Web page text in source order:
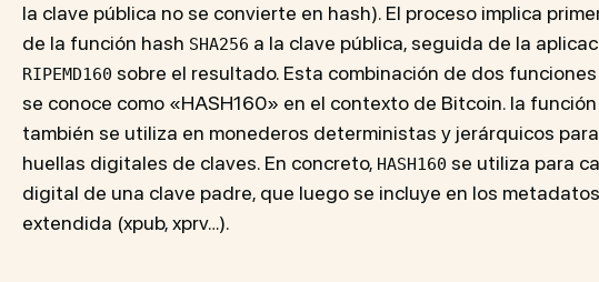
la clave pública no se convierte en hash). El proceso implica
de la función hash SHA256 a la clave pública, seguida de la
RIPEMD160 sobre el resultado. Esta combinación de dos
se conoce como «HASH160» en el contexto de Bitcoin. la función
también se utiliza en monederos deterministas y jerárquicos
huellas digitales de claves. En concreto, HASH160 se utiliza para
digital de una clave padre, que luego se incluye en los
extendida (xpub, xprv…).